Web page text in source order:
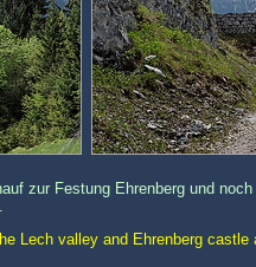
zur Festung Ehrenberg und
Lech valley and Ehrenberg